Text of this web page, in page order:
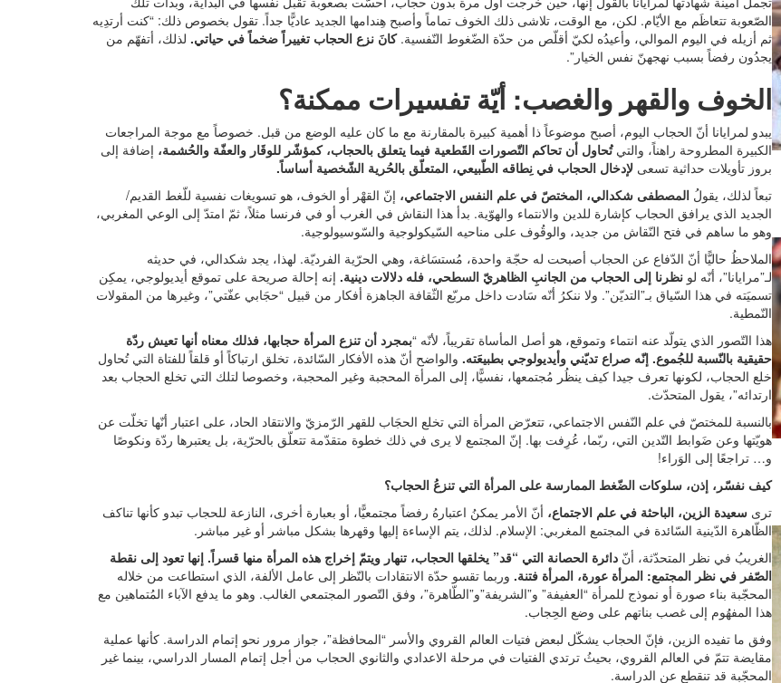
الصّعوبة تتعاظَم مع الأيّام. لكن، مع الوقت، تلاشى ذلك الخوف تماماً وأصبح هِندامها الجديد عاديًّا جداً. تقول بخصوص ذلك: “كنت أرتدِيه
ثم أزيله في اليوم الموالي، وأعيدُه لكيّ أقلّص من حدّة الضّغوط النّفسية.كانَ نزع الحجاب تغييراً ضخماً في حياتي. لذلك، أتفهّم من
يجدُون رفضاً بسبب نهجهنّ نفس الخيار”.
الخوف والقهر والغصب: أيّة تفسيرات ممكنة؟
يبدو لمرايانا أنّ الحجاب اليوم، أصبح موضوعاً ذا أهمية كبيرة بالمقارنة مع ما كان عليه الوضع من قبل. خصوصاً مع موجة المراجعات
الكبيرة المطروحة راهناً، والتيتُحاول أن تحاكم التّصورات القَطعية فيما يتعلق بالحجاب، كمؤشّر للوقَار والعفّة والحُشمة، إضافة إلى
بروز تأويلات حداثية تسعى لإدخال الحجاب في نِطاقه الطّبيعي، المتعلّق بالحُرية الشّخصية أساساً.
تبعاً لذلك، يقولُ المصطفى شكدالي، المختصّ في علم النفس الاجتماعي، إنّ القهْر أو الخوف، هو تسويغات نفسية للّغط القديم/
الجديد الذي يرافق الحجاب كإشارة للدين والانتماء والهوّية. بدأ هذا النقاش في الغرب أو في فرنسا مثلاً، ثمّ امتدّ إلى الوعي المغربي،
وهو ما ساهم في فتح النّقاش من جديد، والوقُوف على مناحيه السّيكولوجية والسّوسيولوجية.
الملاحظُ حاليًّا أنّ الدّفاع عن الحجاب أصبحت له حجّة واحدة، مُستسَاغة، وهي الحرّية الفرديّة. لهذا، يجد شكدالي، في حديثه
لـ”مرايانا”، أنّه لو نظرنا إلى الحجاب من الجانبِ الظاهريّ السطحي، فله دلالات دينية. إنه إحالة صريحة على تموقع أيديولوجي، يمكِن
تسميَته في هذا السّياق بـ”التديّن”. ولا ننكرُ أنّه سَادت داخل مربّع الثّقافة الجاهزة أفكار من قبيل “حجَابي عفّتي”، وغيرها من المقولات
النّمطية.
هذا التّصور الذي يتولّد عنه انتماء وتموقع، هو أصل المأساة تقريباً، لأنّه “بمجرد أن تنزع المرأة حجابها، فذلك معناه أنها تعيش ردّة
حقيقية بالنّسبة للجُموع. إنّه صراع تديّني وأيديولوجي بطبيعَته. والواضح أنّ هذه الأفكار السّائدة، تخلق ارتباكاً أو قلقاً للفتاة التي تُحاول
خلع الحجاب، لكونها تعرف جيدا كيف ينظُر مُجتمعها، نفسيًّا، إلى المرأة المحجبة وغير المحجبة، وخصوصا لتلك التي تخلع الحجاب بعد
ارتدائه”، يقول المتحدّث.
بالنسبة للمختصّ في علم النّفس الاجتماعي، تتعرّض المرأة التي تخلع الحجَاب للقهر الرّمزيّ والانتقاد الحاد، على اعتبار أنّها تخلّت عن
هويّتها وعن ضَوابط التّدين التي، ربّما، عُرِفت بها. إنّ المجتمع لا يرى في ذلك خطوة متقدّمة تتعلّق بالحرّية، بل يعتبرها ردّة ونكوصًا
و… تراجعًا إلى الوَراء!
كيف نفسّر، إذن، سلوكات الضّغط الممارسة على المرأة التي تنزعُ الحجاب؟
ترى سعيدة الزين، الباحثة في علم الاجتماع، أنّ الأمر يمكنُ اعتبارهُ رفضاً مجتمعيًّا، أو بعبارة أخرى، النازعة للحجاب تبدو كأنها تناكف
الظّاهرة الدّينية السّائدة في المجتمع المغربي: الإسلام. لذلك، يتم الإساءة إليها وقهرها بشكل مباشر أو غير مباشر.
الغريبُ في نظر المتحدّثة، أنّ دائرة الحصانة التي “قد” يخلقها الحجاب، تنهار ويتمّ إخراج هذه المرأة منها قسراً. إنها تعود إلى نقطة
الصّفر في نظر المجتمع: المرأة عورة، المرأة فتنة. وربما تقسو حدّة الانتقادات بالنّظر إلى عامل الألفة، الذي استطاعت من خلاله
المحجّبة بناء صورة أو نموذج للمرأة “العفيفة” و”الشريفة”و”الطّاهرة”، وفق التّصور المجتمعي الغالب. وهو ما يدفع الآباء المُتماهين مع
هذا المفهُوم إلى غصب بناتهم على وضع الحِجاب.
وفق ما تفيده الزين، فإنّ الحجاب يشكّل لبعض فتيات العالم القروي والأسر “المحافظة”، جواز مرور نحو إتمام الدراسة. كأنها عملية
مقايضة تتمّ في العالم القروي، بحيثُ ترتدي الفتيات في مرحلة الاعدادي والثانوي الحجاب من أجل إتمام المسار الدراسي، بينما غير
المحجّبة قد تنقطع عن الدراسة.